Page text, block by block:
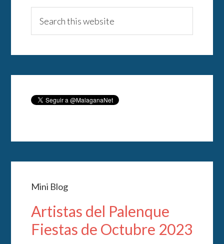
Mini Blog
Artistas del Palenque
Fiestas de Octubre 2023